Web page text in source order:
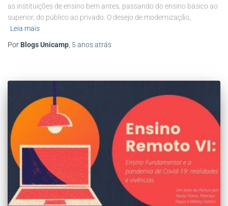
as instituições de ensino bem antes, passando do ensino básico ao
superior, do público ao privado. O desejo de modernização,
Leia mais
Por Blogs Unicamp, 5 anosatrás